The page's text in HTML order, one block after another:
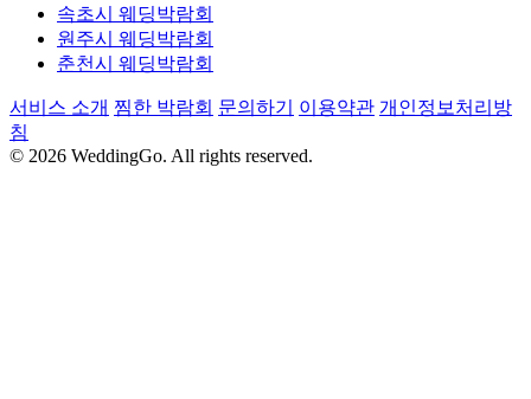
속초시 웨딩박람회
원주시 웨딩박람회
춘천시 웨딩박람회
서비스 소개 찜한 박람회 문의하기 이용약관 개인정보처리방
침
© 2026 WeddingGo. All rights reserved.